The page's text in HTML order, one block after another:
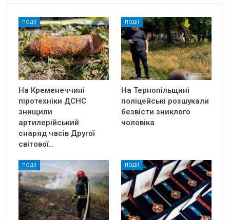
ПОДІЇ
На Кременеччині
піротехніки ДСНС
знищили
артилерійський
снаряд часів Другої
світової…
ПОДІЇ
На Тернопільщині
поліцейські розшукали
безвісти зниклого
чоловіка
ПОДІЇ ПОДІЇ